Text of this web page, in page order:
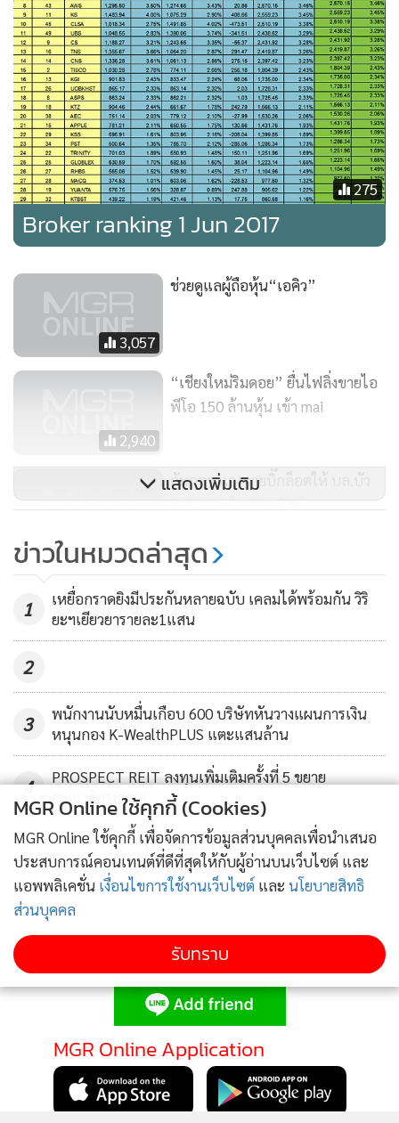
รวม WHAPF เข้ากับ กองทรัสต์ WHART ในครั้งนี้ ถือว่าเป็นผลดี
ต่อทั้งผู้ถือหน่วยลงทุน WHAPF และผู้ถือหน่วยทรัสต์ WHART
เพราะจะส่งผลให้ขนาดพื้นที่เช่าเพิ่มอย่างมีนัยสำคัญ เมื่อรวม
การเข้าทำรายการแปลงสภาพครั้งนี้กับการซื้อทรัพย์สินใหม่จาก
บริษัทในกลุ่ม บริษัท ดับบลิวเอชเอ คอร์ปอเรชั่น จำกัด (มหาชน)
ภายใต้แผนการแปลงสภาพจะส่งผลให้ภายหลังการรวมกองทุน
แล้วเสร็จ กองทรัสต์ WHART จะมีพื้นที่เช่าภายใต้การบริหารทั้ง
สิ้น 970,000 ตารางเมตร ซึ่งการที่พื้นที่เช่าภายใต้การบริหารเพิ่ม
ขึ้นเป็นการกระจายความเสี่ยง ทั้งในรูปแบบของที่ตั้งคลังสินค้า
กลุ่มลูกค้า และรูปแบบการจัดหาประโยชน์จากทรัพย์สิน” นาย
ปิยะพงศ์กล่าว
ทั้งนี้ การเข้าทำรายการแปลงสภาพกองทุนรวม WHAPF เข้ารวม
กับกองทรัสต์ WHART จะทำให้กองทรัสต์สามารถกู้ยืมได้เพิ่ม
เติม เนื่องจากเดิมกองทุนรวม WHAPF มีข้อจำกัดในการกู้ยืมได้
ไม่เกินร้อยละ 10 ของมูลค่าสินทรัพย์สุทธิ ในขณะที่กองทรัสต์
WHART สามารถกู้ได้ร้อยละ 35 ของมูลค่าสินทรัพย์รวม การ
ดำเนินการตามแผนแปลงสภาพดังกล่าวทำให้กองทรัสต์
WHART สามารถบริหารจัดการลงทุนโดยใช้หนี้สินได้อย่างมี
ประสิทธิภาพมากขึ้น
โดยตามกระบวนการแปลงสภาพ ผู้จัดการกองทรัสต์ WHART ได้
275
Broker ranking 1 Jun 2017
3,057
ช่วยดูแลผู้ถือหุ้น“เอคิว”
2,940
“เชียงใหม่ริมดอย” ยื่นไฟลิ่งขายไอ
พีโอ 150 ล้านหุ้น เข้า mai
กันกุลฯ แจงขายบิ๊กล็อตให้ บล.บัว
หลวง-บล.ไทยพาณิชย์
แสดงเพิ่มเติม
ข่าวในหมวดล่าสุด
1
เหยื่อกราดยิงมีประกันหลายฉบับ เคลมได้พร้อมกัน วิริ
ยะฯเยียวยารายละ1แสน
2
3
พนักงานนับหมื่นเกือบ 600 บริษัทหันวางแผนการเงิน
หนุนกอง K-WealthPLUS แตะแสนล้าน
4
PROSPECT REIT ลงทุนเพิ่มเติมครั้งที่ 5 ขยาย
อาณาจักรสู่ EEC
ข่าวอื่นในหมวด
ติดตามข่าวสารผ่านทาง LINE
MGR Online Application
MGR Online ใช้คุกกี้ (Cookies)
MGR Online ใช้คุกกี้ เพื่อจัดการข้อมูลส่วนบุคคลเพื่อนำเสนอ
ประสบการณ์คอนเทนต์ที่ดีที่สุดให้กับผู้อ่านบนเว็บไซต์ และ
แอพพลิเคชั่น เงื่อนไขการใช้งานเว็บไซต์ และ นโยบายสิทธิ
ส่วนบุคคล
รับทราบ